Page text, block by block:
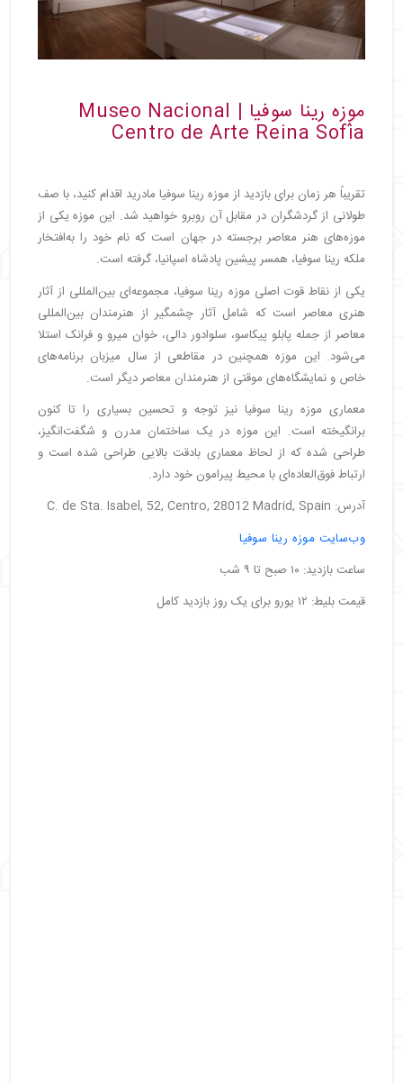
موزه رینا سوفیا | Museo Nacional
Centro de Arte Reina Sofía
تقریباً هر زمان برای بازدید از موزه رینا سوفیا مادرید اقدام کنید، با صف
طولانی از گردشگران در مقابل آن روبرو خواهید شد. این موزه یکی از
موزه‌های هنر معاصر برجسته در جهان است که نام خود را به‌افتخار
ملکه رینا سوفیا، همسر پیشین پادشاه اسپانیا، گرفته است.
یکی از نقاط قوت اصلی موزه رینا سوفیا، مجموعه‌ای بین‌المللی از آثار
هنری معاصر است که شامل آثار چشمگیر از هنرمندان بین‌المللی
معاصر از جمله پابلو پیکاسو، سلوادور دالی، خوان میرو و فرانک استلا
می‌شود. این موزه همچنین در مقاطعی از سال میزبان برنامه‌های
خاص و نمایشگاه‌های موقتی از هنرمندان معاصر دیگر است.
معماری موزه رینا سوفیا نیز توجه و تحسین بسیاری را تا کنون
برانگیخته است. این موزه در یک ساختمان مدرن و شگفت‌انگیز،
طراحی شده که از لحاظ معماری بادقت بالایی طراحی شده است و
ارتباط فوق‌العاده‌ای با محیط پیرامون خود دارد.
آدرس: C. de Sta. Isabel, 52, Centro, 28012 Madrid, Spain
وب‌سایت موزه رینا سوفیا
ساعت بازدید: ۱۰ صبح تا ۹ شب
قیمت بلیط: ۱۲ یورو برای یک روز بازدید کامل